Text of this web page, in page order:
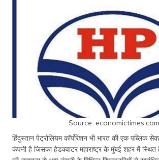
Source: economictimes.com
हिंदुस्तान पेट्रोलियम कॉर्पोरेशन भी भारत की एक
कंपनी है जिसका हेडक्वाटर महाराष्ट्र के मुंबई शहर में